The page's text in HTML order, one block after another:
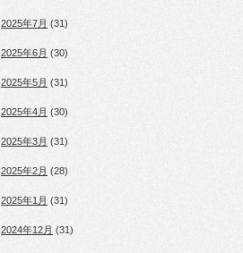
2025年7月 (31)
2025年6月 (30)
2025年5月 (31)
2025年4月 (30)
2025年3月 (31)
2025年2月 (28)
2025年1月 (31)
2024年12月 (31)